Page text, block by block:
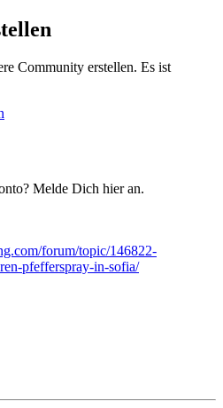
Community erstellen. Es ist
Melde Dich hier an.
forum/topic/146822-
pfefferspray-in-sofia/